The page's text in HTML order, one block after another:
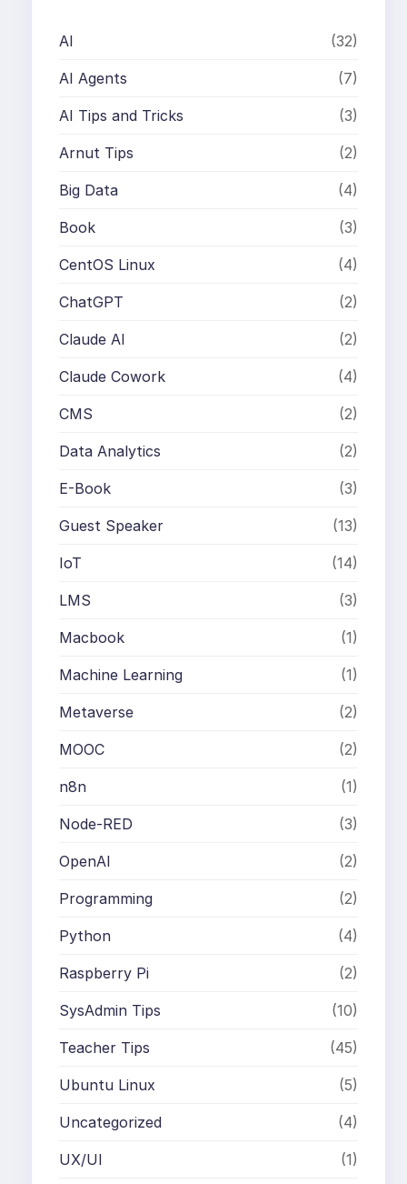
AI (32)
AI Agents (7)
AI Tips and Tricks (3)
Arnut Tips (2)
Big Data (4)
Book (3)
CentOS Linux (4)
ChatGPT (2)
Claude AI (2)
Claude Cowork (4)
CMS (2)
Data Analytics (2)
E-Book (3)
Guest Speaker (13)
IoT (14)
LMS (3)
Macbook (1)
Machine Learning (1)
Metaverse (2)
MOOC (2)
n8n (1)
Node-RED (3)
OpenAI (2)
Programming (2)
Python (4)
Raspberry Pi (2)
SysAdmin Tips (10)
Teacher Tips (45)
Ubuntu Linux (5)
Uncategorized (4)
UX/UI (1)